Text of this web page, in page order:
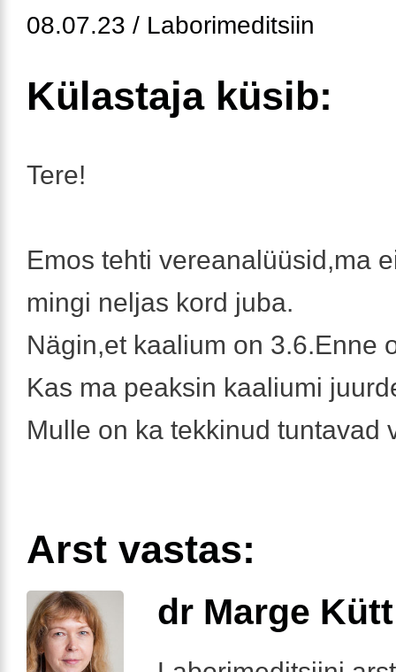
08.07.23 / Laborimeditsiin
Külastaja küsib:
Tere!
Emos tehti vereanalüüsid,ma
mingi neljas kord juba.
Nägin,et kaalium on 3.6.Enne
Kas ma peaksin kaaliumi
Mulle on ka tekkinud tuntavad
Arst vastas:
dr Marge Kütt